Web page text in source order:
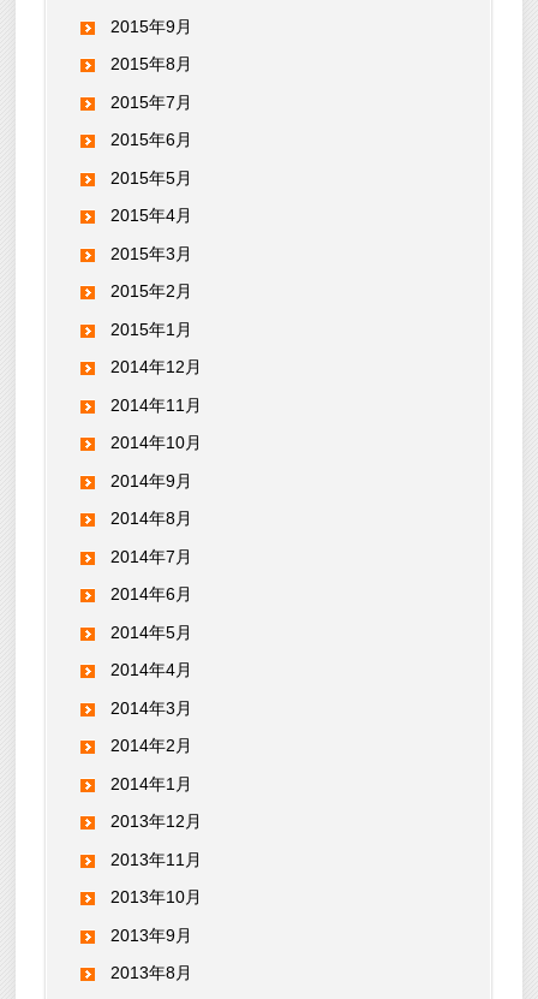
2015年9月
2015年8月
2015年7月
2015年6月
2015年5月
2015年4月
2015年3月
2015年2月
2015年1月
2014年12月
2014年11月
2014年10月
2014年9月
2014年8月
2014年7月
2014年6月
2014年5月
2014年4月
2014年3月
2014年2月
2014年1月
2013年12月
2013年11月
2013年10月
2013年9月
2013年8月